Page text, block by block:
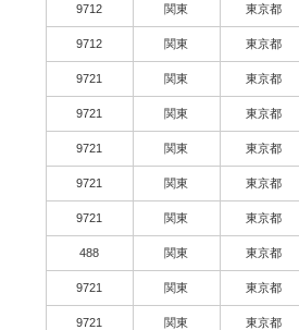
9712 関東 東京都
9712 関東 東京都
9721 関東 東京都
9721 関東 東京都
9721 関東 東京都
9721 関東 東京都
9721 関東 東京都
488 関東 東京都
9721 関東 東京都
9721 関東 東京都